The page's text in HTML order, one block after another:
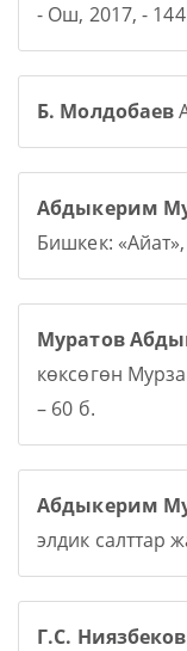
- Ош, 2017, -
Б. Молдобаев
Абдыкерим
Бишкек:
Муратов
көксөгөн
– 60 б.
Абдыкерим
элдик салттар
Г.С. Ниязбеков